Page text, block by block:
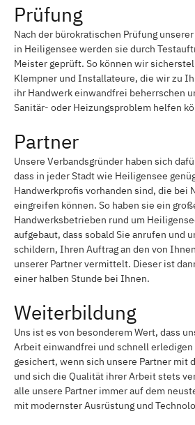
Prüfung
Nach der bürokratischen Prüfung
in Heiligensee werden sie durch
Meister geprüft. So können wir
Klempner und Installateure, die wir zu
ihr Handwerk einwandfrei beherrschen
Sanitär- oder Heizungsproblem helfen
Partner
Unsere Verbandsgründer haben sich
dass in jeder Stadt wie Heiligensee
Handwerkprofis vorhanden sind, die bei
eingreifen können. So haben sie ein
Handwerksbetrieben rund um
aufgebaut, dass sobald Sie anrufen und
schildern, Ihren Auftrag an den von
unserer Partner vermittelt. Dieser ist
einer halben Stunde bei Ihnen.
Weiterbildung
Uns ist es von besonderem Wert, dass
Arbeit einwandfrei und schnell erledigen
gesichert, wenn sich unsere Partner mit
und sich die Qualität ihrer Arbeit stets
alle unsere Partner immer auf dem
mit modernster Ausrüstung und